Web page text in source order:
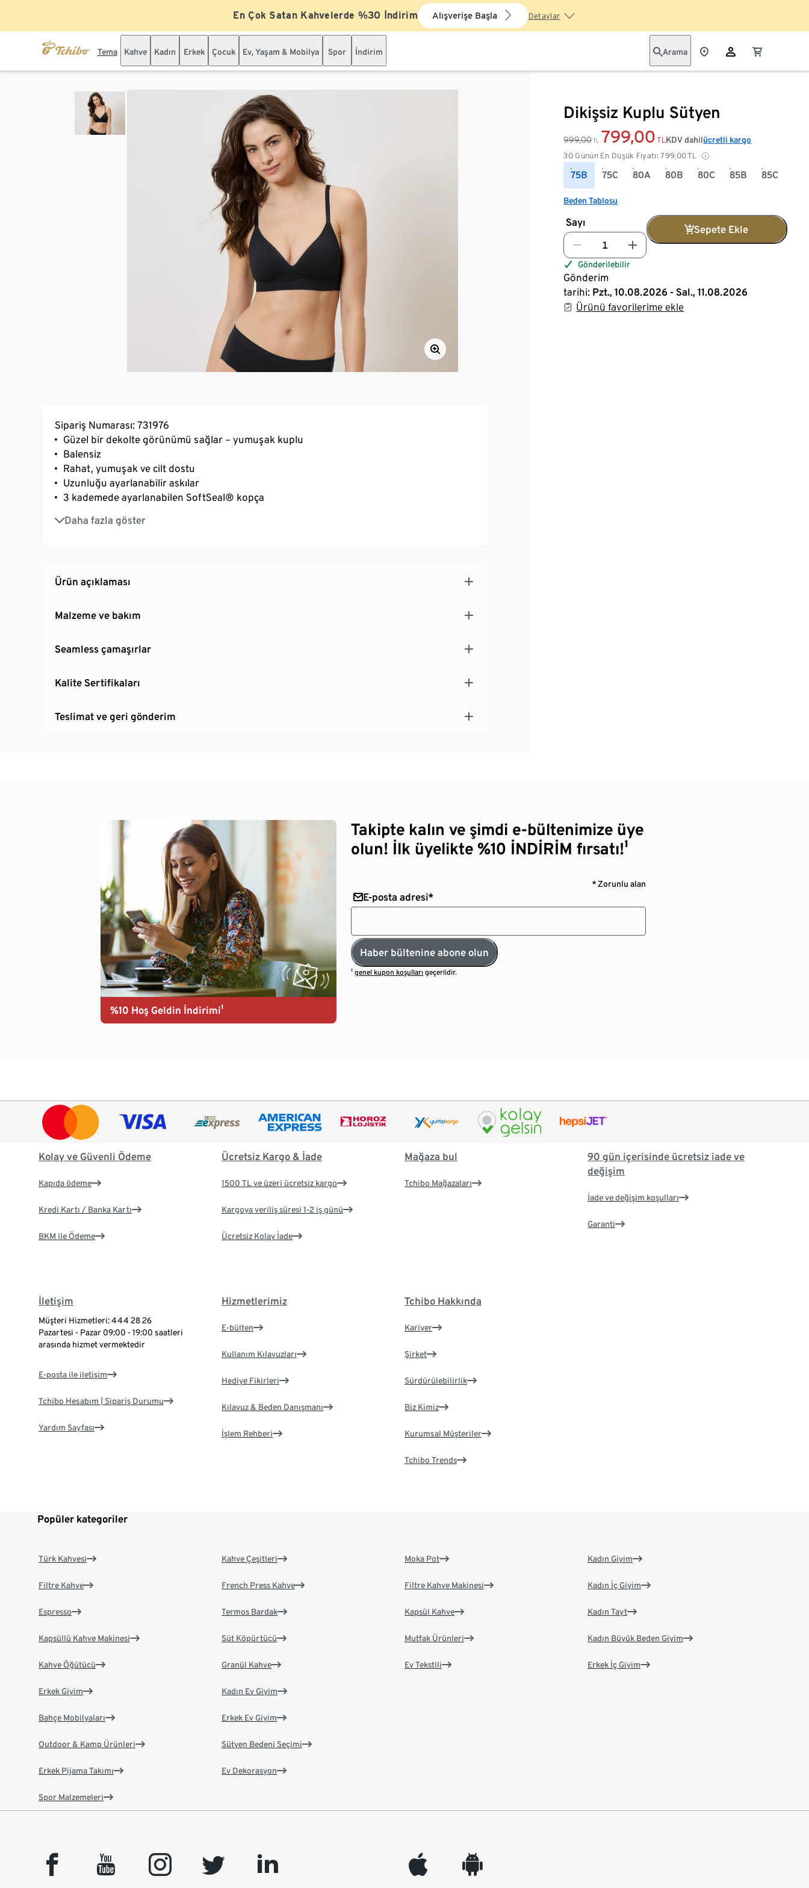
En Çok Satan Kahvelerde %30 İndirim Alışverişe Başla Detaylar
Tema Kahve Kadın Erkek Çocuk Ev, Yaşam & Mobilya Spor İndirim Arama
Dikişsiz Kuplu Sütyen
999,00 TL 799,00 TL
30 Günün En Düşük Fiyatı: 799,00TL
KDV dahilücretli kargo
75B 75C 80A 80B 80C 85B 85C
Beden Tablosu
Sayı
Sepete Ekle
Gönderilebilir
Gönderim
tarihi: Pzt., 10.08.2026 - Sal., 11.08.2026
Ürünü favorilerime ekle
Sipariş Numarası: 731976
Güzel bir dekolte görünümü sağlar – yumuşak kuplu
Balensiz
Rahat, yumuşak ve cilt dostu
Uzunluğu ayarlanabilir askılar
3 kademede ayarlanabilen SoftSeal® kopça
Daha fazla göster
Uzun ömürlü ve yıkamaya dirençli olması için yüksek kaliteli marka elastanlı
Ürün açıklaması
Malzeme ve bakım
Seamless çamaşırlar
Kalite Sertifikaları
Teslimat ve geri gönderim
%10 Hoş Geldin İndirimi¹
Takipte kalın ve şimdi e-bültenimize üye
olun! İlk üyelikte %10 İNDİRİM fırsatı!¹
* Zorunlu alan
E-posta adresi*
Haber bültenine abone olun
¹genel kupon koşulları geçerlidir.
Kolay ve Güvenli Ödeme
Kapıda ödeme
Kredi Kartı / Banka Kartı
BKM ile Ödeme
Ücretsiz Kargo & İade
1500 TL ve üzeri ücretsiz kargo
Kargoya veriliş süresi 1-2 iş günü
Ücretsiz Kolay İade
Mağaza bul
Tchibo Mağazaları
90 gün içerisinde ücretsiz iade ve
değişim
İade ve değişim koşulları
Garanti
İletişim
Müşteri Hizmetleri: 444 28 26
Pazartesi - Pazar 09:00 - 19:00 saatleri
arasında hizmet vermektedir
E-posta ile iletişim
Tchibo Hesabım | Sipariş Durumu
Yardım Sayfası
Hizmetlerimiz
E-bülten
Kullanım Kılavuzları
Hediye Fikirleri
Kılavuz & Beden Danışmanı
İşlem Rehberi
Tchibo Hakkında
Kariyer
Şirket
Sürdürülebilirlik
Biz Kimiz
Kurumsal Müşteriler
Tchibo Trends
Popüler kategoriler
Türk Kahvesi
Filtre Kahve
Espresso
Kapsüllü Kahve Makinesi
Kahve Öğütücü
Kahve Çeşitleri
French Press Kahve
Termos Bardak
Süt Köpürtücü
Granül Kahve
Moka Pot
Filtre Kahve Makinesi
Kapsül Kahve
Mutfak Ürünleri
Ev Tekstili
Kadın Giyim
Kadın İç Giyim
Kadın Tayt
Kadın Büyük Beden Giyim
Erkek İç Giyim
Erkek Giyim
Bahçe Mobilyaları
Outdoor & Kamp Ürünleri
Erkek Pijama Takımı
Spor Malzemeleri
Kadın Ev Giyim
Erkek Ev Giyim
Sütyen Bedeni Seçimi
Ev Dekorasyon
facebook youtube instagram twitter linkedin appleinc android